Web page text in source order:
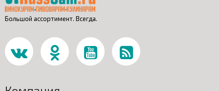
Большой ассортимент. Всегда.